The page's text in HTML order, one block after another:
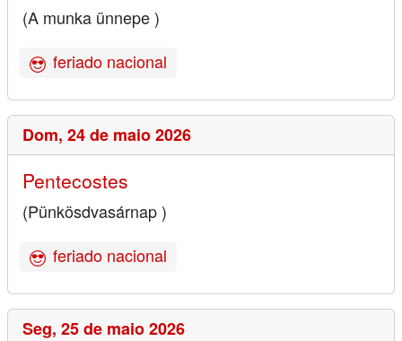
(A munka ünnepe )
feriado nacional
Dom, 24 de maio 2026
Pentecostes
(Pünkösdvasárnap )
feriado nacional
Seg, 25 de maio 2026